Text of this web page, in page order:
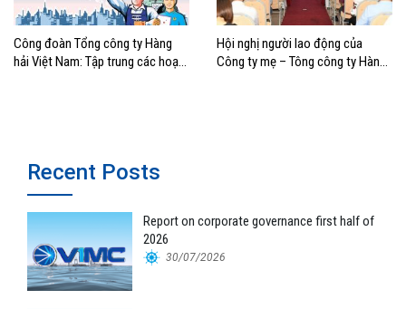
Công đoàn Tổng công ty Hàng
hải Việt Nam: Tập trung các hoạt
Hội nghị người lao động của
Công ty mẹ – Tông công ty Hàng
Recent Posts
Report on corporate governance first half of
2026
30/07/2026